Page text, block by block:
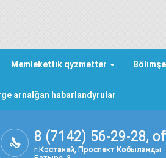
Memlekettık qyzmetter
arnalğan habarlandyrular
8 (7142) 56-29-28,
г.Костанай, Проспект Кобыланды